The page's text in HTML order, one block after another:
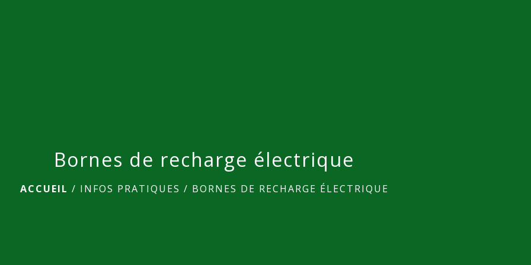
Bornes de recharge électrique
ACCUEIL / INFOS PRATIQUES / BORNES DE RECHARGE ÉLECTRIQUE